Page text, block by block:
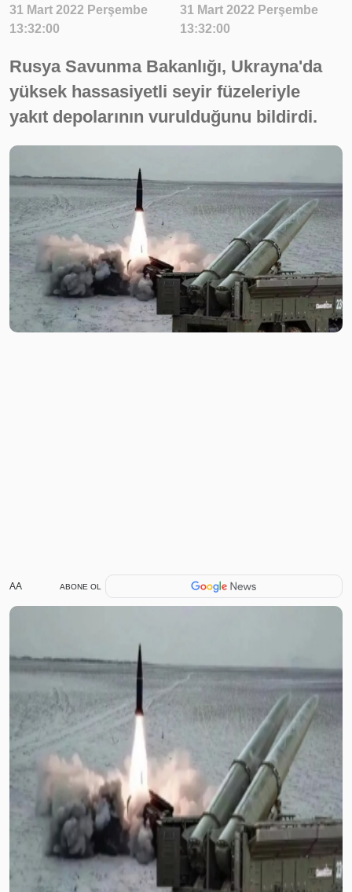
31 Mart 2022 Perşembe
13:32:00
31 Mart 2022 Perşembe
13:32:00
Rusya Savunma Bakanlığı, Ukrayna'da
yüksek hassasiyetli seyir füzeleriyle
yakıt depolarının vurulduğunu bildirdi.
AA ABONE OL